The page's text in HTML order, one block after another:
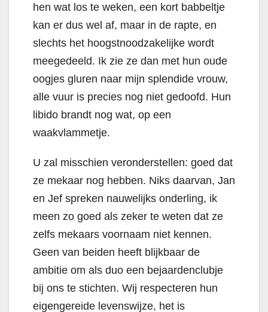
hen wat los te weken, een kort babbeltje
kan er dus wel af, maar in de rapte, en
slechts het hoogstnoodzakelijke wordt
meegedeeld. Ik zie ze dan met hun oude
oogjes gluren naar mijn splendide vrouw,
alle vuur is precies nog niet gedoofd. Hun
libido brandt nog wat, op een
waakvlammetje.
U zal misschien veronderstellen: goed dat
ze mekaar nog hebben. Niks daarvan, Jan
en Jef spreken nauwelijks onderling, ik
meen zo goed als zeker te weten dat ze
zelfs mekaars voornaam niet kennen.
Geen van beiden heeft blijkbaar de
ambitie om als duo een bejaardenclubje
bij ons te stichten. Wij respecteren hun
eigengereide levenswijze, het is